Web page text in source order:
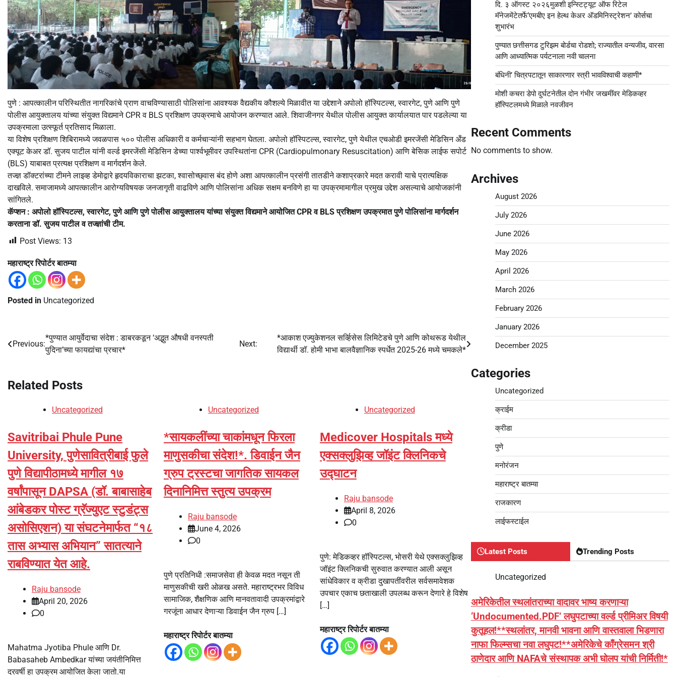
पुणे : आपत्कालीन परिस्थितीत नागरिकांचे प्राण वाचविण्यासाठी पोलिसांना आवश्यक वैद्यकीय कौशल्ये मिळावीत या उद्देशाने अपोलो हॉस्पिटल्स, स्वारगेट, पुणे आणि पुणे
पोलीस आयुक्तालय यांच्या संयुक्त विद्यमाने CPR व BLS प्रशिक्षण उपक्रमाचे आयोजन करण्यात आले. शिवाजीनगर येथील पोलीस आयुक्त कार्यालयात पार पडलेल्या या
उपक्रमाला उत्स्फूर्त प्रतिसाद मिळाला.
या विशेष प्रशिक्षण शिबिरामध्ये जवळपास ५०० पोलीस अधिकारी व कर्मचाऱ्यांनी सहभाग घेतला. अपोलो हॉस्पिटल्स, स्वारगेट, पुणे येथील एचओडी इमरजेंसी मेडिसिन अँड
एक्यूट केअर डॉ. सुजय पाटील यांनी वर्ल्ड इमरजेंसी मेडिसिन डेच्या पार्श्वभूमीवर उपस्थितांना CPR (Cardiopulmonary Resuscitation) आणि बेसिक लाईफ सपोर्ट
(BLS) याबाबत प्रत्यक्ष प्रशिक्षण व मार्गदर्शन केले.
तज्ज्ञ डॉक्टरांच्या टीमने लाइव्ह डेमोद्वारे हृदयविकाराचा झटका, श्वासोच्छ्वास बंद होणे अशा आपत्कालीन प्रसंगी तातडीने कशाप्रकारे मदत करावी याचे प्रात्यक्षिक
दाखविले. समाजामध्ये आपत्कालीन आरोग्यविषयक जनजागृती वाढविणे आणि पोलिसांना अधिक सक्षम बनविणे हा या उपक्रमामागील प्रमुख उद्देश असल्याचे आयोजकांनी
सांगितले.
कॅप्शन : अपोलो हॉस्पिटल्स, स्वारगेट, पुणे आणि पुणे पोलीस आयुक्तालय यांच्या संयुक्त विद्यमाने आयोजित CPR व BLS प्रशिक्षण उपक्रमात पुणे पोलिसांना मार्गदर्शन
करताना डॉ. सुजय पाटील व तज्ज्ञांची टीम.
Post Views: 13
महाराष्ट्र रिपोर्टर बातम्या
Posted in Uncategorized
Post
navigation
Previous:
*पुण्यात आयुर्वेदाचा संदेश : डाबरकडून ‘अद्भुत औषधी वनस्पती
पुदिना’च्या फायद्यांचा प्रचार*
Next:
*आकाश एज्युकेशनल सर्व्हिसेस लिमिटेडचे ​​पुणे आणि कोथरूड येथील
विद्यार्थी डॉ. होमी भाभा बालवैज्ञानिक स्पर्धेत 2025-26 मध्ये चमकले*
Related Posts
Uncategorized
Savitribai Phule Pune
University, पुणेसावित्रीबाई फुले
पुणे विद्यापीठामध्ये मागील १७
वर्षांपासून DAPSA (डॉ. बाबासाहेब
आंबेडकर पोस्ट ग्रॅज्युएट स्टुडंट्स
असोसिएशन) या संघटनेमार्फत “१८
तास अभ्यास अभियान” सातत्याने
राबविण्यात येत आहे.
Raju bansode
April 20, 2026
0
Mahatma Jyotiba Phule आणि Dr.
Babasaheb Ambedkar यांच्या जयंतीनिमित्त
दरवर्षी हा उपक्रम आयोजित केला जातो.या
Uncategorized
*सायकलींच्या चाकांमधून फिरला
माणुसकीचा संदेश!*. डिवाईन जैन
ग्रुप ट्रस्टचा जागतिक सायकल
दिनानिमित्त स्तुत्य उपक्रम
Raju bansode
June 4, 2026
0
पुणे प्रतिनिधी :समाजसेवा ही केवळ मदत नसून ती
माणुसकीची खरी ओळख असते. महाराष्ट्रभर विविध
सामाजिक, शैक्षणिक आणि मानवतावादी उपक्रमांद्वारे
गरजूंना आधार देणाऱ्या डिवाईन जैन ग्रुप […]
महाराष्ट्र रिपोर्टर बातम्या
Uncategorized
Medicover Hospitals मध्ये
एक्सक्लुझिव्ह जॉइंट क्लिनिकचे
उद्घाटन
Raju bansode
April 8, 2026
0
पुणे: मेडिकव्हर हॉस्पिटल्स, भोसरी येथे एक्सक्लुझिव्ह
जॉइंट क्लिनिकची सुरुवात करण्यात आली असून
सांधेविकार व क्रीडा दुखापतींवरील सर्वसमावेशक
उपचार एकाच छताखाली उपलब्ध करून देणारे हे विशेष
[…]
महाराष्ट्र रिपोर्टर बातम्या
दि. ३ ऑगस्ट २०२६मुळशी इन्स्टिट्यूट ऑफ रिटेल
मॅनेजमेंटेतर्फे‘एमबीए इन हेल्थ केअर अ‍ॅडमिनिस्ट्रेशन’ कोर्सचा
शुभारंभ
पुण्यात छत्तीसगड टुरिझम बोर्डचा रोडशो; राज्यातील वन्यजीव, वारसा
आणि आध्यात्मिक पर्यटनाला नवी चालना
बंधिनी’ चित्रपटातून साकारणार स्त्री भावविश्वाची कहाणी*
मोशी कचरा डेपो दुर्घटनेतील दोन गंभीर जखमींवर मेडिकव्हर
हॉस्पिटलमध्ये मिळाले नवजीवन
Recent Comments
No comments to show.
Archives
August 2026
July 2026
June 2026
May 2026
April 2026
March 2026
February 2026
January 2026
December 2025
Categories
Uncategorized
क्राईम
क्रीडा
पुणे
मनोरंजन
महाराष्ट्र बातम्या
राजकारण
लाईफस्टाईल
Latest Posts Trending Posts
Uncategorized
अमेरिकेतील स्थलांतराच्या वादावर भाष्य करणाऱ्या
‘Undocumented.PDF’ लघुपटाच्या वर्ल्ड प्रीमिअर विषयी
कुतूहल!**स्थलांतर, मानवी भावना आणि वास्तवाला भिडणारा
नाफा फिल्म्सचा नवा लघुपट!**अमेरिकेचे काँग्रेसमन श्री
ठाणेदार आणि NAFAचे संस्थापक अभी घोलप यांची निर्मिती!*